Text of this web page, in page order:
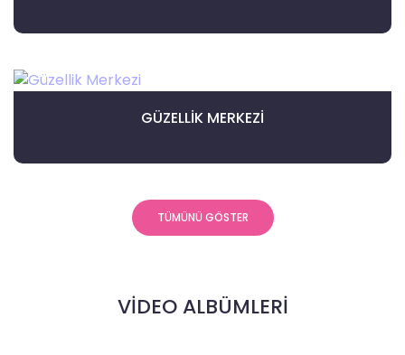
GÜZELLIK MERKEZI
TÜMÜNÜ GÖSTER
VİDEO ALBÜMLERİ